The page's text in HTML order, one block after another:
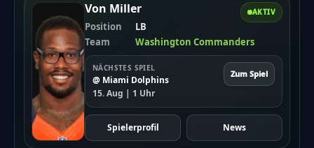
AKTIV
Von Miller
Position
LB
Team
Washington Commanders
NÄCHSTES SPIEL
@ Miami Dolphins
15. Aug | 1 Uhr
Zum Spiel
Spielerprofil News